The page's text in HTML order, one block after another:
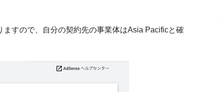
すので、自分の契約先の事業体はAsia Pacificと確